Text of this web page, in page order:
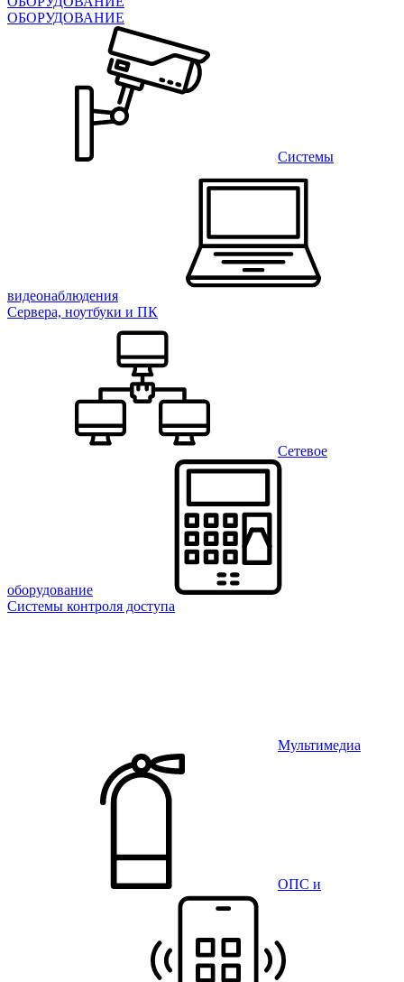
ОБОРУДОВАНИЕ
Системы
видеонаблюдения
Сервера, ноутбуки и ПК
Сетевое
оборудование
Системы контроля доступа
Мультимедиа
ОПС и